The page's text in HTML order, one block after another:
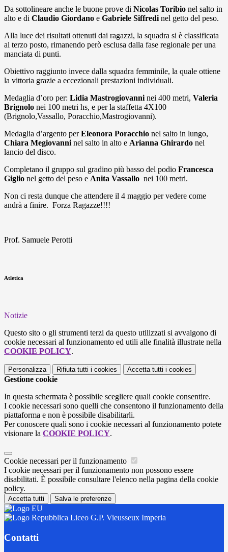
Da sottolineare anche le buone prove di Nicolas Toribio nel salto in
alto e di Claudio Giordano e Gabriele Siffredi nel getto del peso.
Alla luce dei risultati ottenuti dai ragazzi, la squadra si è classificata
al terzo posto, rimanendo però esclusa dalla fase regionale per una
manciata di punti.
Obiettivo raggiunto invece dalla squadra femminile, la quale ottiene
la vittoria grazie a eccezionali prestazioni individuali.
Medaglia d’oro per: Lidia Mastrogiovanni nei 400 metri, Valeria
Brignolo nei 100 metri hs, e per la staffetta 4X100
(Brignolo,Vassallo, Poracchio,Mastrogiovanni).
Medaglia d’argento perEleonora Poracchio nel salto in lungo,
Chiara Megiovanni nel salto in alto e Arianna Ghirardo nel
lancio del disco.
Completano il gruppo sul gradino più basso del podio Francesca
Giglio nel getto del peso e Anita Vassallo nei 100 metri.
Non ci resta dunque che attendere il 4 maggio per vedere come
andrà a finire. Forza Ragazze!!!!
Prof. Samuele Perotti
Atletica
Notizie
Questo sito o gli strumenti terzi da questo utilizzati si avvalgono di
cookie necessari al funzionamento ed utili alle finalità illustrate nella
COOKIE POLICY.
Personalizza Rifiuta tutti i cookies Accetta tutti i cookies
Gestione cookie
In questa schermata è possibile scegliere quali cookie consentire.
I cookie necessari sono quelli che consentono il funzionamento della
piattaforma e non è possibile disabilitarli.
Per conoscere quali sono i cookie necessari al funzionamento potete
visionare la COOKIE POLICY.
Cookie necessari per il funzionamento
I cookie necessari per il funzionamento non possono essere
disabilitati. È possibile consultare l'elenco nella pagina della cookie
policy.
Accetta tutti Salva le preferenze
Liceo G.P. Vieusseux Imperia
Contatti